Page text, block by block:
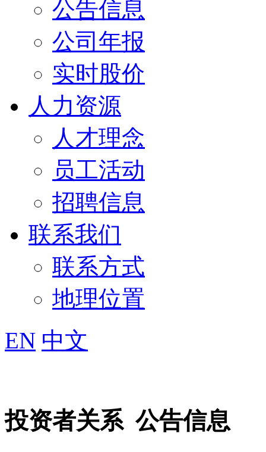
公告信息
公司年报
实时股价
人力资源
人才理念
员工活动
招聘信息
联系我们
联系方式
地理位置
EN 中文
投资者关系 公告信息